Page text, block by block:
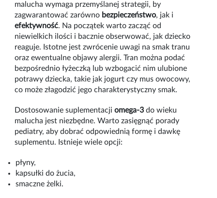
malucha wymaga przemyślanej strategii, by
zagwarantować zarówno bezpieczeństwo, jak i
efektywność. Na początek warto zacząć od
niewielkich ilości i bacznie obserwować, jak dziecko
reaguje. Istotne jest zwrócenie uwagi na smak tranu
oraz ewentualne objawy alergii. Tran można podać
bezpośrednio łyżeczką lub wzbogacić nim ulubione
potrawy dziecka, takie jak jogurt czy mus owocowy,
co może złagodzić jego charakterystyczny smak.
Dostosowanie suplementacji omega-3 do wieku
malucha jest niezbędne. Warto zasięgnąć porady
pediatry, aby dobrać odpowiednią formę i dawkę
suplementu. Istnieje wiele opcji:
płyny,
kapsułki do żucia,
smaczne żelki.